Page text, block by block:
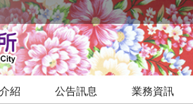
紹 公告訊息 業務資訊